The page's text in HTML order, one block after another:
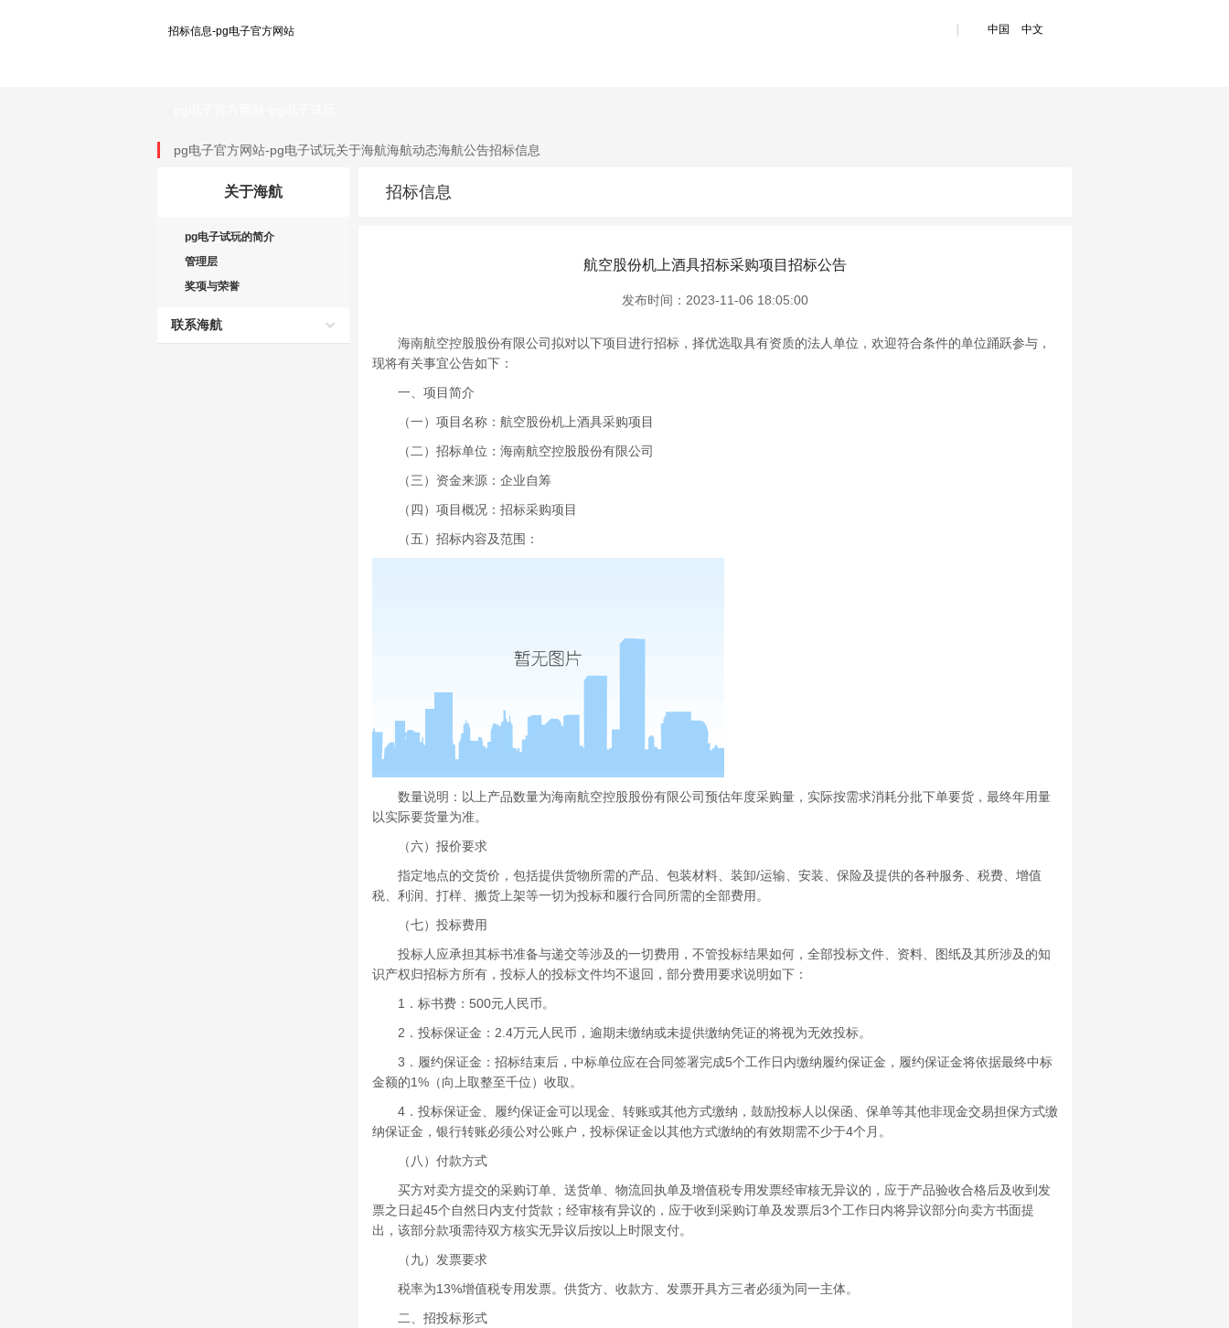
招标信息-pg电子官方网站 中国 中文
pg电子官方网站-pg电子试玩关于海航海航动态海航公告招标信息
关于海航
pg电子试玩的简介
管理层
奖项与荣誉
联系海航
招标信息
航空股份机上酒具招标采购项目招标公告
发布时间：2023-11-06 18:05:00
海南航空控股股份有限公司拟对以下项目进行招标，择优选取具有资质的法人单位，欢迎符合条件的单位踊跃参与，
现将有关事宜公告如下：
一、项目简介
（一）项目名称：航空股份机上酒具采购项目
（二）招标单位：海南航空控股股份有限公司
（三）资金来源：企业自筹
（四）项目概况：招标采购项目
（五）招标内容及范围：
数量说明：以上产品数量为海南航空控股股份有限公司预估年度采购量，实际按需求消耗分批下单要货，最终年用量
以实际要货量为准。
（六）报价要求
指定地点的交货价，包括提供货物所需的产品、包装材料、装卸/运输、安装、保险及提供的各种服务、税费、增值
税、利润、打样、搬货上架等一切为投标和履行合同所需的全部费用。
（七）投标费用
投标人应承担其标书准备与递交等涉及的一切费用，不管投标结果如何，全部投标文件、资料、图纸及其所涉及的知
识产权归招标方所有，投标人的投标文件均不退回，部分费用要求说明如下：
1．标书费：500元人民币。
2．投标保证金：2.4万元人民币，逾期未缴纳或未提供缴纳凭证的将视为无效投标。
3．履约保证金：招标结束后，中标单位应在合同签署完成5个工作日内缴纳履约保证金，履约保证金将依据最终中标
金额的1%（向上取整至千位）收取。
4．投标保证金、履约保证金可以现金、转账或其他方式缴纳，鼓励投标人以保函、保单等其他非现金交易担保方式缴
纳保证金，银行转账必须公对公账户，投标保证金以其他方式缴纳的有效期需不少于4个月。
（八）付款方式
买方对卖方提交的采购订单、送货单、物流回执单及增值税专用发票经审核无异议的，应于产品验收合格后及收到发
票之日起45个自然日内支付货款；经审核有异议的，应于收到采购订单及发票后3个工作日内将异议部分向卖方书面提
出，该部分款项需待双方核实无异议后按以上时限支付。
（九）发票要求
税率为13%增值税专用发票。供货方、收款方、发票开具方三者必须为同一主体。
二、招投标形式